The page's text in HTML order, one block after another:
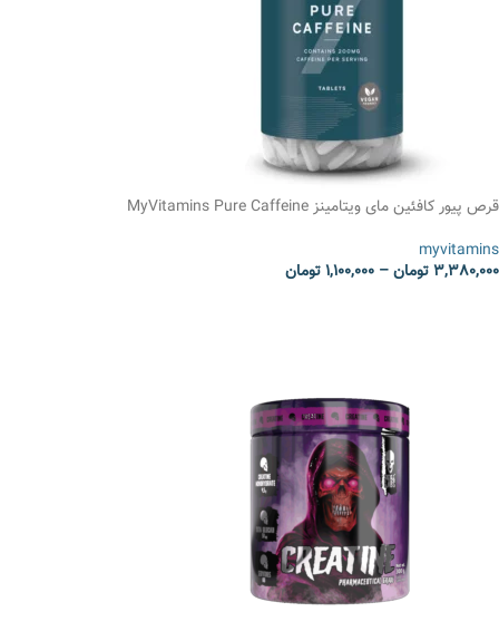
قرص پیور کافئین مای ویتامینز MyVitamins Pure Caffeine
myvitamins
3,380,000تومان–
1,100,000تومان